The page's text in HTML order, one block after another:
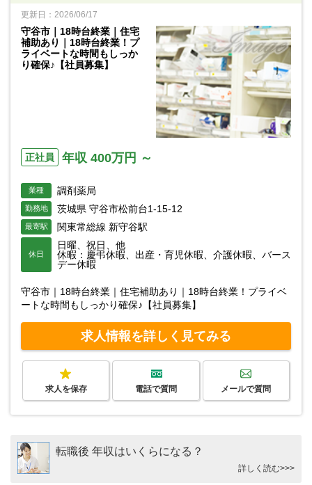
更新日：2026/06/17
守谷市｜18時台終業｜住宅
補助あり｜18時台終業！プ
ライベートな時間もしっか
り確保♪【社員募集】
正社員 年収 400万円 ～
業種 調剤薬局
勤務地 茨城県 守谷市松前台1-15-12
最寄駅 関東常総線 新守谷駅
休日
日曜、祝日、他
休暇：慶弔休暇、出産・育児休暇、介護休暇、バース
デー休暇
守谷市｜18時台終業｜住宅補助あり｜18時台終業！プライベ
ートな時間もしっかり確保♪【社員募集】
求人情報を詳しく見てみる
求人を保存 電話で質問 メールで質問
転職後 年収はいくらになる？
詳しく読む>>>